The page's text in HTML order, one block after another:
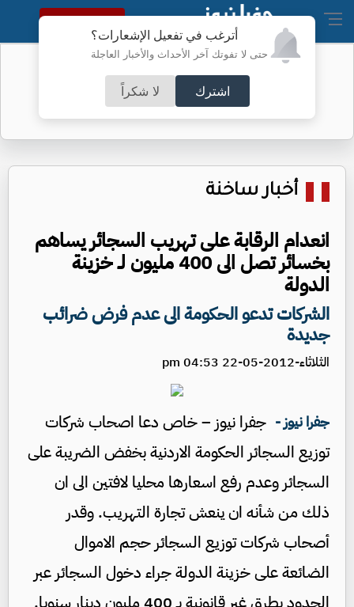
أترغب في تفعيل الإشعارات؟
حتى لا تفوتك آخر الأحداث والأخبار العاجلة
اشترك لا شكراً
النسخة الكاملة
أخبار ساخنة
انعدام الرقابة على تهريب السجائر يساهم
بخسائر تصل الى 400 مليون لـ خزينة
الدولة
الشركات تدعو الحكومة الى عدم فرض ضرائب
جديدة
الثلاثاء-2012-05-22 04:53 pm
جفرا نيوز - جفرا نيوز – خاص دعا اصحاب شركات
توزيع السجائر الحكومة الاردنية بخفض الضريبة على
السجائر وعدم رفع اسعارها محليا لافتين الى ان
ذلك من شأنه ان ينعش تجارة التهريب. وقدر
أصحاب شركات توزيع السجائر حجم الاموال
الضائعة على خزينة الدولة جراء دخول السجائر عبر
الحدود بطرق غير قانونية بـ 400 مليون دينار سنويا.